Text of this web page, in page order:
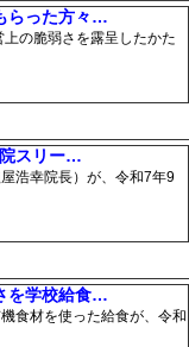
らった方々…
の脆弱さを露呈したかた
スリー…
浩幸院長）が、令和7年9
を学校給食…
食材を使った給食が、令和